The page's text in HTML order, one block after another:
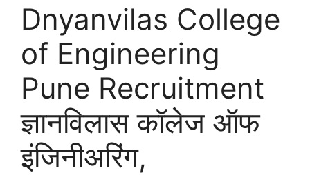
Dnyanvilas College
of Engineering
Pune Recruitment
ज्ञानविलास कॉलेज ऑफ
इंजिनीअरिंग,